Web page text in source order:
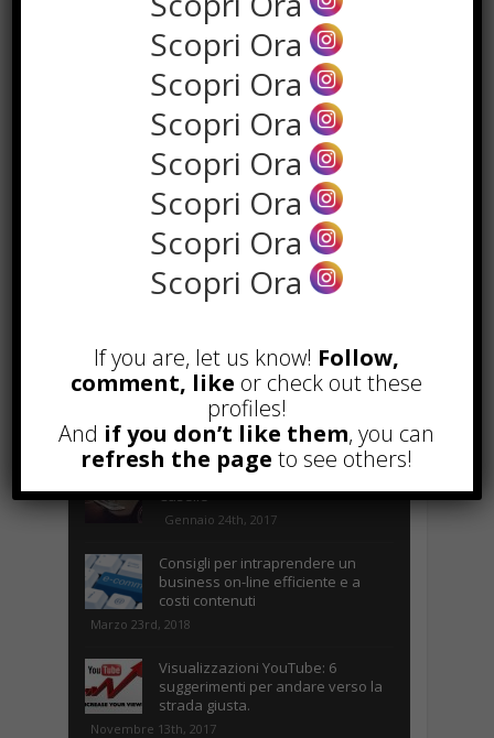
POPOLARI
Alcuni trucchi per avere un blog di
Novembre 22nd, 2016
Comprare visite YouTube: i 5
vantaggi TOP!
Novembre 2nd, 2017
Parcheggiare low-cost a Torino
Caselle
Gennaio 24th, 2017
Consigli per intraprendere un
business on-line efficiente e a
costi contenuti
Marzo 23rd, 2018
Visualizzazioni YouTube: 6
suggerimenti per andare verso la
strada giusta.
Novembre 13th, 2017
Scopri Ora
Scopri Ora
Scopri Ora
Scopri Ora
Scopri Ora
Scopri Ora
Scopri Ora
If you are, let us know! Follow,
comment, like or check out these
profiles!
And if you don’t like them, you can
refresh the page to see others!